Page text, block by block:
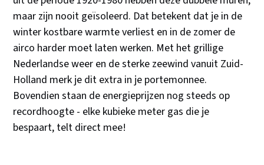
maar zijn nooit geïsoleerd. Dat betekent dat je in de
winter kostbare warmte verliest en in de zomer de
airco harder moet laten werken. Met het grillige
Nederlandse weer en de sterke zeewind vanuit Zuid-
Holland merk je dit extra in je portemonnee.
Bovendien staan de energieprijzen nog steeds op
recordhoogte - elke kubieke meter gas die je
bespaart, telt direct mee!